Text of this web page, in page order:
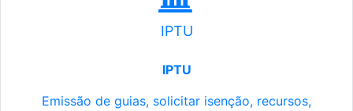
IPTU
IPTU
Emissão de guias, solicitar isenção, recursos,